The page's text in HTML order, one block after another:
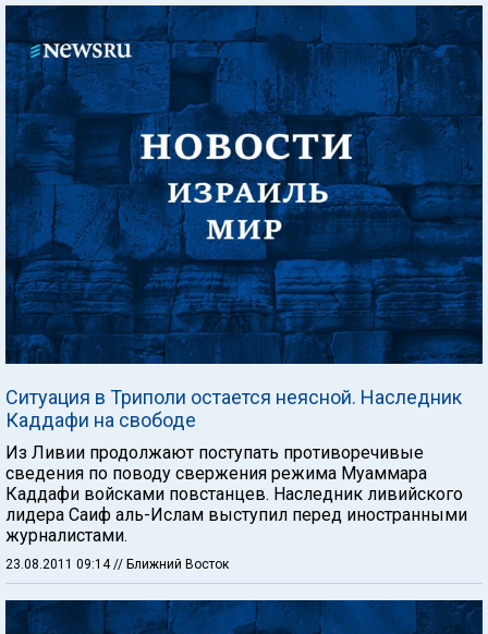
Ситуация в Триполи остается неясной. Наследник
Каддафи на свободе
Из Ливии продолжают поступать противоречивые
сведения по поводу свержения режима Муаммара
Каддафи войсками повстанцев. Наследник ливийского
лидера Саиф аль-Ислам выступил перед иностранными
журналистами.
23.08.2011 09:14 // Ближний Восток